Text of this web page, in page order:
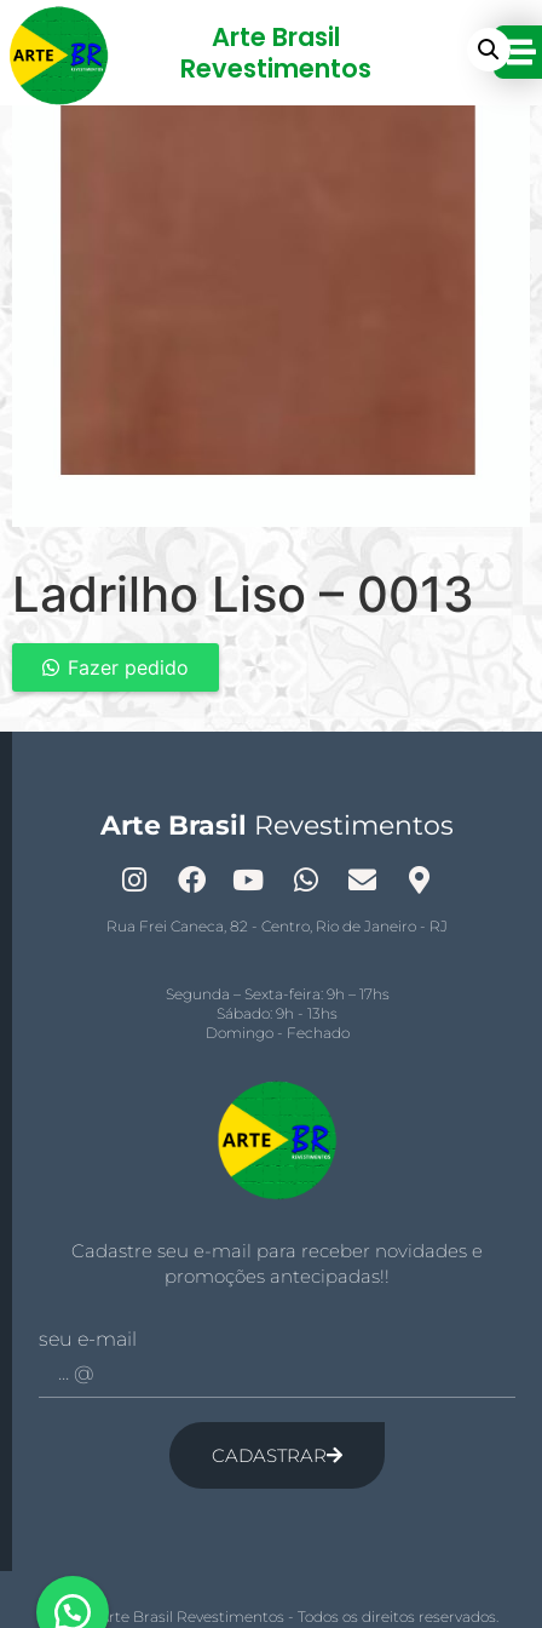
Arte Brasil
Revestimentos
Ladrilho Liso – 0013
Fazer pedido
Arte Brasil Revestimentos
Rua Frei Caneca, 82 - Centro, Rio de Janeiro - RJ
Segunda – Sexta-feira: 9h – 17hs
Sábado: 9h - 13hs
Domingo - Fechado
Cadastre seu e-mail para receber novidades e
promoções antecipadas!!
seu e-mail
CADASTRAR
© 2026 Arte Brasil Revestimentos - Todos os direitos reservados.